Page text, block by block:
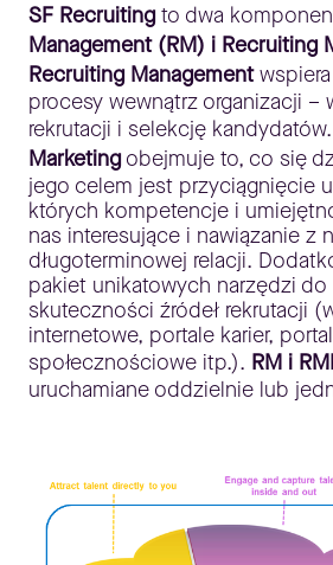
SF Recruitingto dwa
Management (RM) i Recruiting
Recruiting Management
procesy wewnątrz organizacji –
rekrutacji i selekcję kandydatów.
Marketingobejmuje to, co się
jego celem jest przyciągnięcie
których kompetencje i
nas interesujące i nawiązanie z
długoterminowej relacji.
pakiet unikatowych narzędzi do
skuteczności źródeł rekrutacji
internetowe, portale karier,
społecznościowe itp.). RM i
uruchamiane oddzielnie lub